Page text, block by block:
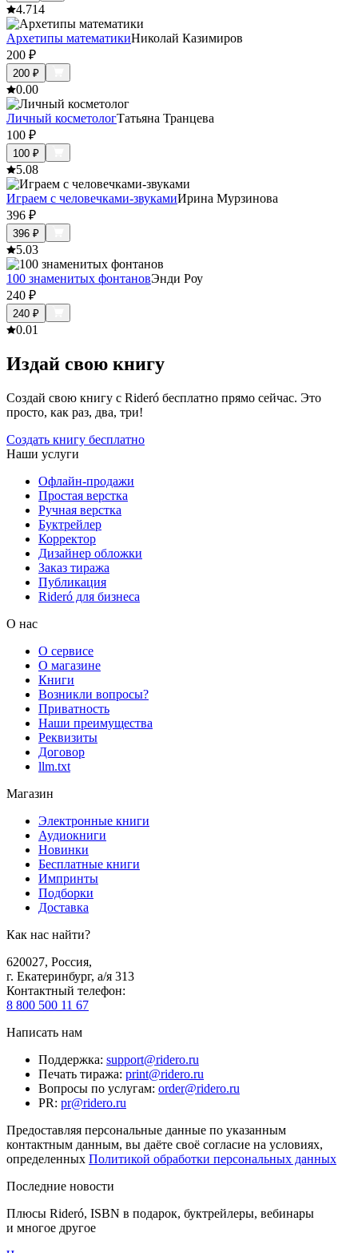
4.714
Архетипы математикиНиколай Казимиров
200 ₽
200 ₽
0.00
Личный косметологТатьяна Транцева
100 ₽
100 ₽
5.08
Играем с человечками-звукамиИрина Мурзинова
396 ₽
396 ₽
5.03
100 знаменитых фонтановЭнди Роу
240 ₽
240 ₽
0.01
Издай свою книгу
Создай свою книгу с Rideró бесплатно прямо сейчас. Это
просто, как раз, два, три!
Создать книгу бесплатно
Наши услуги
Офлайн-продажи
Простая верстка
Ручная верстка
Буктрейлер
Корректор
Дизайнер обложки
Заказ тиража
Публикация
Rideró для бизнеса
О нас
О сервисе
О магазине
Книги
Возникли вопросы?
Приватность
Наши преимущества
Реквизиты
Договор
llm.txt
Магазин
Электронные книги
Аудиокниги
Новинки
Бесплатные книги
Импринты
Подборки
Доставка
Как нас найти?
620027, Россия,
г. Екатеринбург, а/я 313
Контактный телефон:
8 800 500 11 67
Написать нам
Поддержка: support@ridero.ru
Печать тиража: print@ridero.ru
Вопросы по услугам: order@ridero.ru
PR: pr@ridero.ru
Предоставляя персональные данные по указанным
контактным данным, вы даёте своё согласие на условиях,
определенных Политикой обработки персональных данных
Последние новости
Плюсы Rideró, ISBN в подарок, буктрейлеры, вебинары
и многое другое